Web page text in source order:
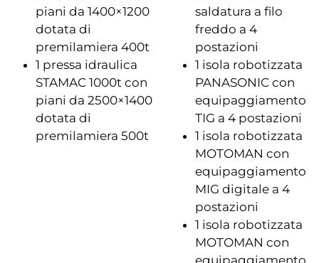
piani da 1400×1200
dotata di
premilamiera 400t
1 pressa idraulica
STAMAC 1000t con
piani da 2500×1400
dotata di
premilamiera 500t
saldatura a filo
freddo a 4
postazioni
1 isola robotizzata
PANASONIC con
equipaggiamento
TIG a 4 postazioni
1 isola robotizzata
MOTOMAN con
equipaggiamento
MIG digitale a 4
postazioni
1 isola robotizzata
MOTOMAN con